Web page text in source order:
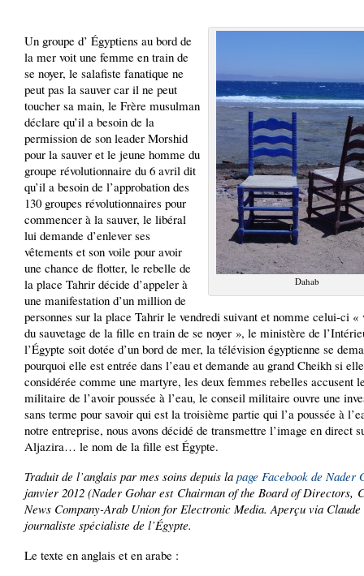
Dahab
Un groupe d’ Égyptiens au bord de
la mer voit une femme en train de
se noyer, le salafiste fanatique ne
peut pas la sauver car il ne peut
toucher sa main, le Frère musulman
déclare qu’il a besoin de la
permission de son leader Morshid
pour la sauver et le jeune homme du
groupe révolutionnaire du 6 avril dit
qu’il a besoin de l’approbation des
130 groupes révolutionnaires pour
commencer à la sauver, le libéral
lui demande d’enlever ses
vêtements et son voile pour avoir
une chance de flotter, le rebelle de
la place Tahrir décide d’appeler à
une manifestation d’un million de
personnes sur la place Tahrir le vendredi suivant et nomme celui-ci «
du sauvetage de la fille en train de se noyer », le ministère de
l’Égypte soit dotée d’un bord de mer, la télévision égyptienne se
pourquoi elle est entrée dans l’eau et demande au grand Cheikh si
considérée comme une martyre, les deux femmes rebelles accusent
militaire de l’avoir poussée à l’eau, le conseil militaire ouvre une
sans terme pour savoir qui est la troisième partie qui l’a poussée à
notre entreprise, nous avons décidé de transmettre l’image en direct
Aljazira… le nom de la fille est Égypte.
Traduit de l’anglais par mes soins depuis la page Facebook de Nader
janvier 2012 (Nader Gohar est Chairman of the Board of Directors,
News Company-Arab Union for Electronic Media. Aperçu via
journaliste spécialiste de l’Égypte.
Le texte en anglais et en arabe :